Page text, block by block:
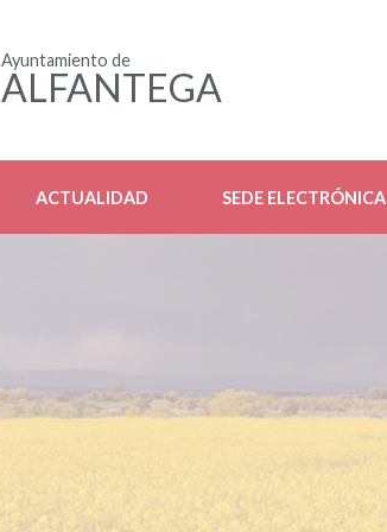
Ayuntamiento de
ALFANTEGA
ACTUALIDAD SEDE ELECTRÓNICA